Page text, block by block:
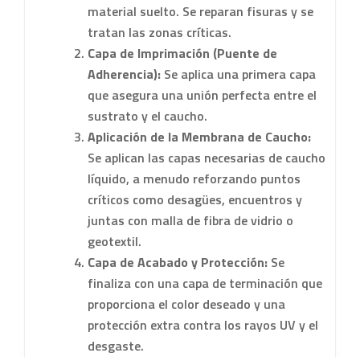
material suelto. Se reparan fisuras y se
tratan las zonas críticas.
Capa de Imprimación (Puente de
Adherencia): Se aplica una primera capa
que asegura una unión perfecta entre el
sustrato y el caucho.
Aplicación de la Membrana de Caucho:
Se aplican las capas necesarias de caucho
líquido, a menudo reforzando puntos
críticos como desagües, encuentros y
juntas con malla de fibra de vidrio o
geotextil.
Capa de Acabado y Protección: Se
finaliza con una capa de terminación que
proporciona el color deseado y una
protección extra contra los rayos UV y el
desgaste.